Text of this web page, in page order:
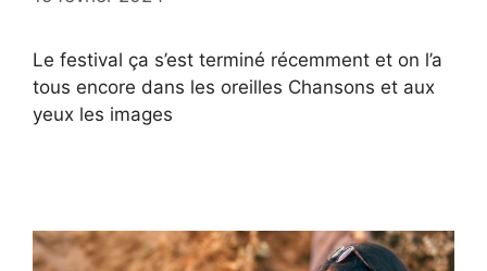
Le festival ça s’est terminé récemment et on l’a
tous encore dans les oreilles Chansons et aux
yeux les images